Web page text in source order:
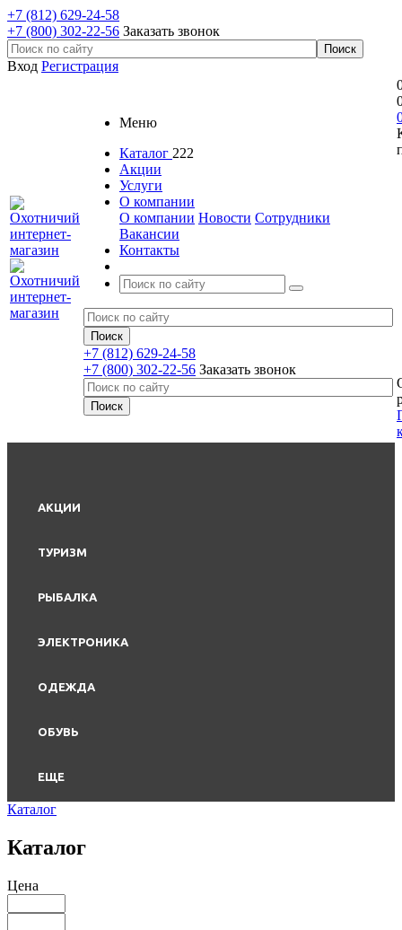
+7 (812) 629-24-58
+7 (800) 302-22-56 Заказать звонок
Вход Регистрация
Меню
Каталог 222
Акции
Услуги
О компании
О компании Новости Сотрудники
Вакансии
Контакты
+7 (812) 629-24-58
+7 (800) 302-22-56 Заказать звонок
АКЦИИ
ТУРИЗМ
РЫБАЛКА
ЭЛЕКТРОНИКА
ОДЕЖДА
ОБУВЬ
ЕЩЕ
Каталог
Каталог
Цена